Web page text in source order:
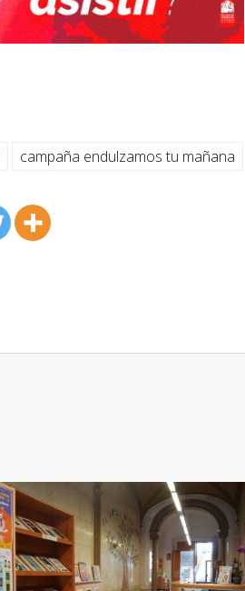
campaña endulzamos tu mañana